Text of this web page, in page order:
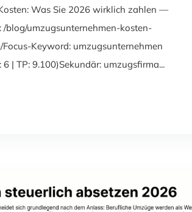
Was Sie 2026 wirklich zahlen —
/blog/umzugsunternehmen-kosten-
Keyword: umzugsunternehmen
6 | TP: 9.100)Sekundär: umzugsfirma...